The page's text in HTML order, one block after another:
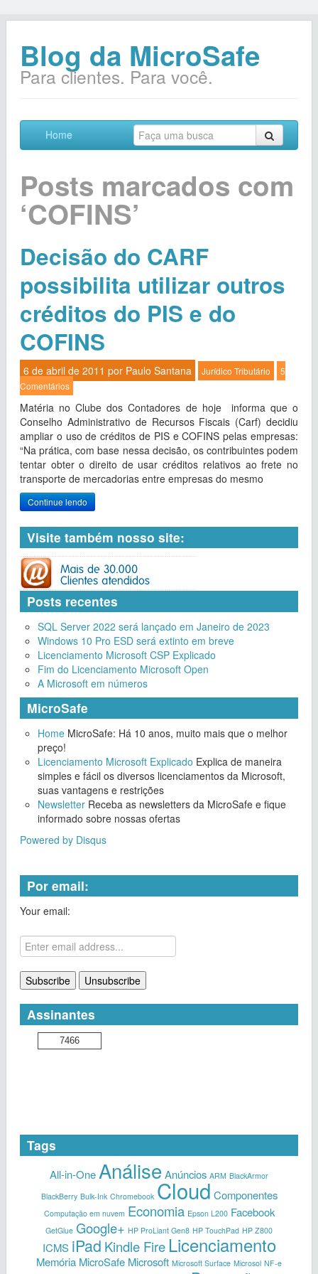
Blog da MicroSafe
Para clientes. Para você.
Home
Posts marcados com
‘COFINS’
Decisão do CARF
possibilita utilizar outros
créditos do PIS e do
COFINS
6 de abril de 2011 por Paulo Santana Jurídico Tributário
5
Comentários
Matéria no Clube dos Contadores de hoje informa que o
Conselho Administrativo de Recursos Fiscais (Carf) decidiu
ampliar o uso de créditos de PIS e COFINS pelas empresas:
“Na prática, com base nessa decisão, os contribuintes podem
tentar obter o direito de usar créditos relativos ao frete no
transporte de mercadorias entre empresas do mesmo
Continue lendo
Visite também nosso site:
Posts recentes
SQL Server 2022 será lançado em Janeiro de 2023
Windows 10 Pro ESD será extinto em breve
Licenciamento Microsoft CSP Explicado
Fim do Licenciamento Microsoft Open
A Microsoft em números
MicroSafe
Home MicroSafe: Há 10 anos, muito mais que o melhor
preço!
Licenciamento Microsoft Explicado Explica de maneira
simples e fácil os diversos licenciamentos da Microsoft,
suas vantagens e restrições
Newsletter Receba as newsletters da MicroSafe e fique
informado sobre nossas ofertas
Powered by Disqus
Por email:
Your email:
Assinantes
7466
Tags
All-in-OneAnálise Anúncios ARM BlackArmor
BlackBerry Bulk-Ink Chromebook Cloud Componentes
Computação em nuvem Economia Epson L200 Facebook
GetGlue Google+ HP ProLiant Gen8 HP TouchPad HP Z800
ICMS iPad Kindle Fire Licenciamento
Memória MicroSafe Microsoft Microsoft Surface Microsol NF-e